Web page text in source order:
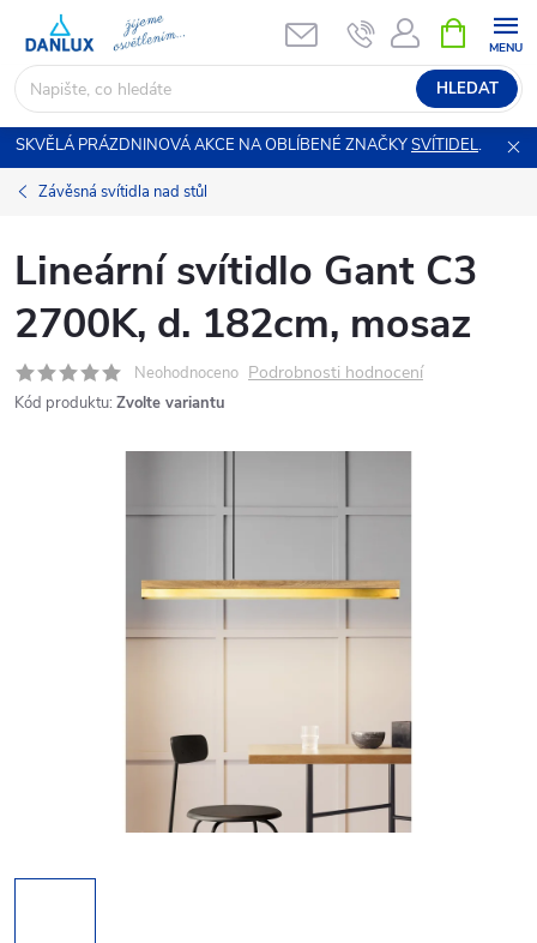
obsah
HLEDAT
NÁKUPNÍ
KOŠÍK
SKVĚLÁ PRÁZDNINOVÁ AKCE NA OBLÍBENÉ ZNAČKYSVÍTIDEL.
Závěsná svítidla nad stůl
Lineární svítidlo Gant C3
2700K, d. 182cm, mosaz
Neohodnoceno Podrobnosti hodnocení
Kód produktu: Zvolte variantu